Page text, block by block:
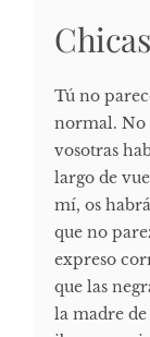
Tú no
normal. No
vosotras
largo de
mí, os
que no
expreso
que las
la madre